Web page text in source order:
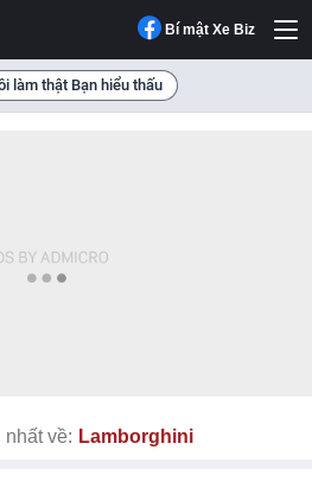
Bí mật Xe Biz
làm thật Bạn hiểu thấu
về: Lamborghini